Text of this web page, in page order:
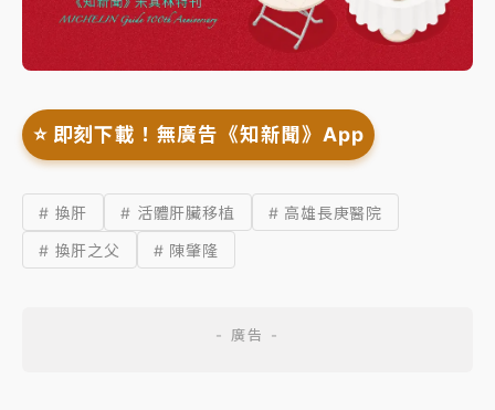
⭐️ 即刻下載！無廣告《知新聞》App
# 換肝 # 活體肝臟移植
# 高雄長庚醫院
# 換肝之父
# 陳肇隆